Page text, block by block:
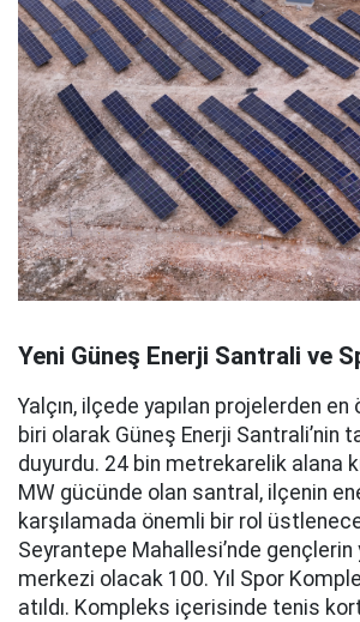
Yeni Güneş Enerji Santrali ve
Yalçın, ilçede yapılan projelerden
biri olarak Güneş Enerji Santrali’nin
duyurdu. 24 bin metrekarelik alana
MW gücünde olan santral, ilçenin
karşılamada önemli bir rol
Seyrantepe Mahallesi’nde gençlerin
merkezi olacak 100. Yıl Spor
atıldı. Kompleks içerisinde tenis